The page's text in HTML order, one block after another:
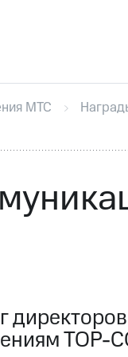
Дивиденды
МТС